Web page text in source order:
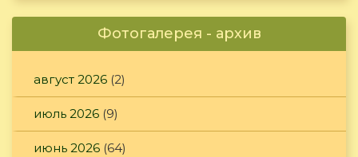
Фотогалерея - архив
август 2026 (2)
июль 2026 (9)
июнь 2026 (64)